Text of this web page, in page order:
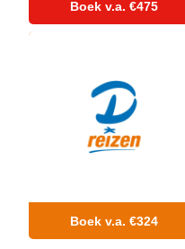
inclusive
Boek v.a. €475
Boek v.a. €324